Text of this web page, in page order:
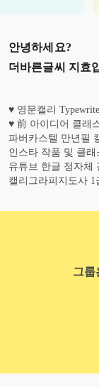
안녕하세요?
더바른글씨 지효
♥ 영문캘리
♥ 前 아이디어 클래
파버카스텔 만년필
인스타 작품 및 클
유튜브 한글 정자체
캘리그라피지도사 1
그룹